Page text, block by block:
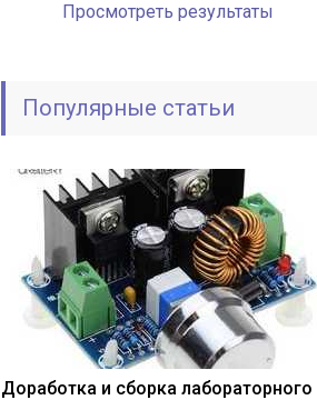
Просмотреть результаты
Популярные статьи
Доработка и сборка лабораторного